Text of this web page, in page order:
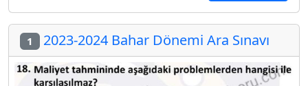
1 2023-2024 Bahar Dönemi Ara Sınavı